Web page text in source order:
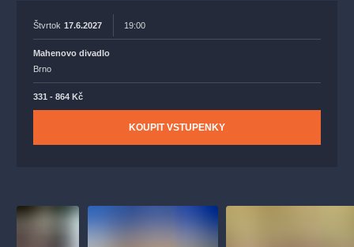
Štvrtok 17.6.2027 19:00
Mahenovo divadlo
Brno
331 - 864 Kč
KOUPIT VSTUPENKY